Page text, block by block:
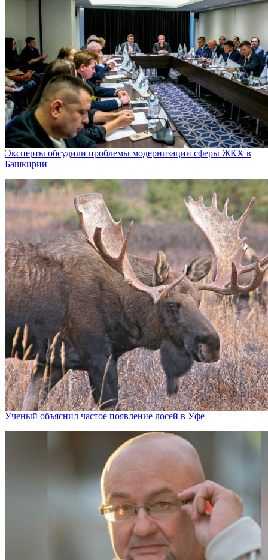
Эксперты обсудили проблемы модернизации сферы ЖКХ в
Башкирии
Ученый объяснил частое появление лосей в Уфе